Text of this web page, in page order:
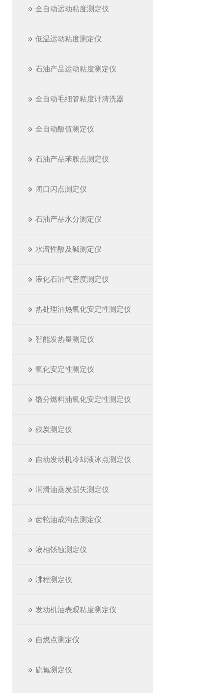
全自动运动粘度测定仪
低温运动粘度测定仪
石油产品运动粘度测定仪
全自动毛细管粘度计清洗器
全自动酸值测定仪
石油产品苯胺点测定仪
闭口闪点测定仪
石油产品水分测定仪
水溶性酸及碱测定仪
液化石油气密度测定仪
热处理油热氧化安定性测定仪
智能发热量测定仪
氧化安定性测定仪
馏分燃料油氧化安定性测定仪
残炭测定仪
自动发动机冷却液冰点测定仪
润滑油蒸发损失测定仪
齿轮油成沟点测定仪
液相锈蚀测定仪
沸程测定仪
发动机油表观粘度测定仪
自燃点测定仪
硫氮测定仪